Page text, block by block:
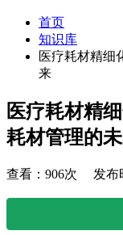
首页
知识库
医疗耗材精细
来
医疗耗材精
耗材管理的
查看：906次 发布